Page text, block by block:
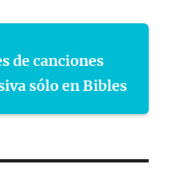
de canciones
sólo en Bibles